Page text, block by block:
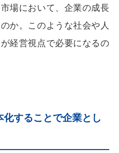
場において、企業の成長
か。このような社会や人
経営視点で必要になるの
することで企業とし